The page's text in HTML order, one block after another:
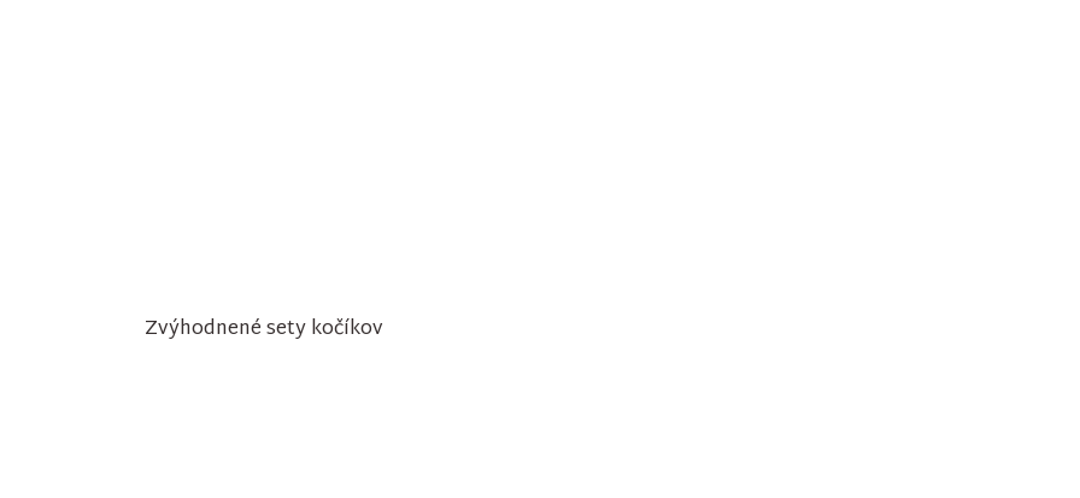
Zvýhodnené sety kočíkov